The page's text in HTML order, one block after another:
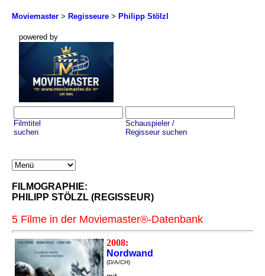
Moviemaster > Regisseure > Philipp Stölzl
powered by
Filmtitel
suchen
Schauspieler /
Regisseur suchen
FILMOGRAPHIE:
PHILIPP STÖLZL (REGISSEUR)
5 Filme in der Moviemaster®-Datenbank
2008:
Nordwand
(D/A/CH)